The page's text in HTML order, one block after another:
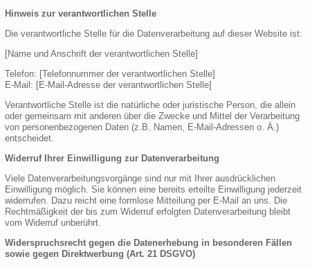
Hinweis zur verantwortlichen Stelle
Die verantwortliche Stelle für die Datenverarbeitung auf dieser Website ist:
[Name und Anschrift der verantwortlichen Stelle]
Telefon: [Telefonnummer der verantwortlichen Stelle]
E-Mail: [E-Mail-Adresse der verantwortlichen Stelle]
Verantwortliche Stelle ist die natürliche oder juristische Person, die allein
oder gemeinsam mit anderen über die Zwecke und Mittel der Verarbeitung
von personenbezogenen Daten (z.B. Namen, E-Mail-Adressen o. Ä.)
entscheidet.
Widerruf Ihrer Einwilligung zur Datenverarbeitung
Viele Datenverarbeitungsvorgänge sind nur mit Ihrer ausdrücklichen
Einwilligung möglich. Sie können eine bereits erteilte Einwilligung jederzeit
widerrufen. Dazu reicht eine formlose Mitteilung per E-Mail an uns. Die
Rechtmäßigkeit der bis zum Widerruf erfolgten Datenverarbeitung bleibt
vom Widerruf unberührt.
Widerspruchsrecht gegen die Datenerhebung in besonderen Fällen
sowie gegen Direktwerbung (Art. 21 DSGVO)